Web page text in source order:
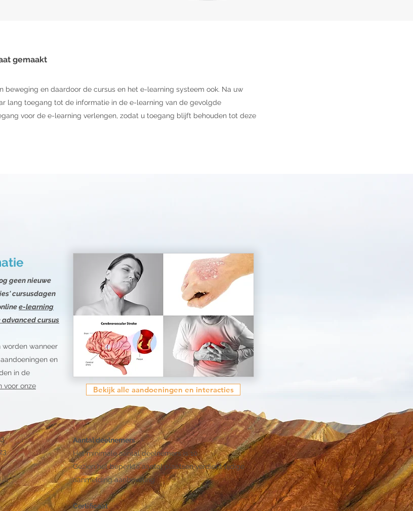
gemaakt
beweging en daardoor de cursus en het e-learning systeem ook. Na uw
lang toegang tot de informatie in de e-learning van de gevolgde
voor de e-learning verlengen, zodat u toegang blijft behouden tot deze
geen nieuwe
cursusdagen
e-learning
advanced cursus
wanneer
en
in de
voor onze
Aantal deelnemers
Het minimale aantal deelnemers is 10.
Gezien het beperkte aantal plaatsen verdient tijdige
aanmelding aanbeveling
Certificaat
Bekijk alle aandoeningen en interacties